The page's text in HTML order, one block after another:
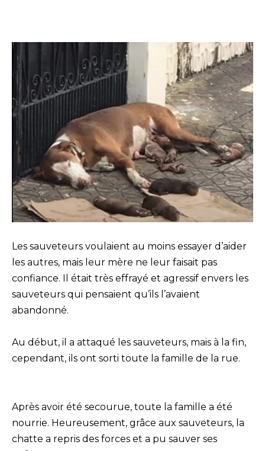
Les sauveteurs voulaient au moins essayer d’aider
les autres, mais leur mère ne leur faisait pas
confiance. Il était très effrayé et agressif envers les
sauveteurs qui pensaient qu’ils l’avaient
abandonné.
Au début, il a attaqué les sauveteurs, mais à la fin,
cependant, ils ont sorti toute la famille de la rue.
Après avoir été secourue, toute la famille a été
nourrie. Heureusement, grâce aux sauveteurs, la
chatte a repris des forces et a pu sauver ses